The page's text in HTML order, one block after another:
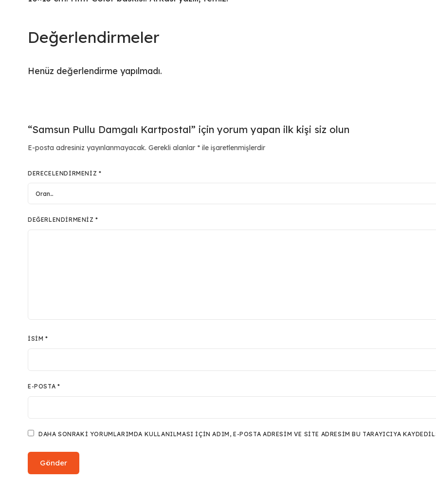
Değerlendirmeler
Henüz değerlendirme yapılmadı.
“Samsun Pullu Damgalı Kartpostal” için yorum yapan ilk kişi siz olun
E-posta adresiniz yayınlanmayacak. Gerekli alanlar * ile işaretlenmişlerdir
DERECELENDIRMENIZ *
DEĞERLENDIRMENIZ*
İSIM*
E-POSTA *
DAHA SONRAKI YORUMLARIMDA KULLANILMASI IÇIN ADIM, E-POSTA ADRESIM VE SITE ADRESIM BU TARAYICIYA